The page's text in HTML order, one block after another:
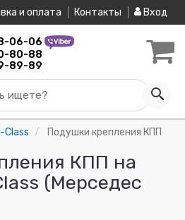
и оплата Контакты Вход
06-06
80-88
89-89
ищете?
Class Подушки крепления КПП
КПП на
(Мерседес